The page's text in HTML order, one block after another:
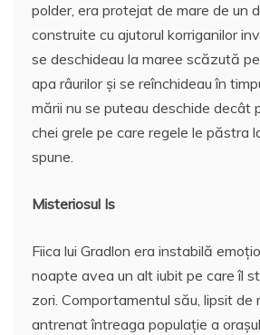
polder, era protejat de mare de un
construite cu ajutorul korriganilor
se deschideau la maree scăzută
apa râurilor şi se reînchideau în
mării nu se puteau deschide decât
chei grele pe care regele le păstra
spune.
Misteriosul Is
Fiica lui Gradlon era instabilă
noapte avea un alt iubit pe care îl
zori. Comportamentul său, lipsit de
antrenat întreaga populaţie a